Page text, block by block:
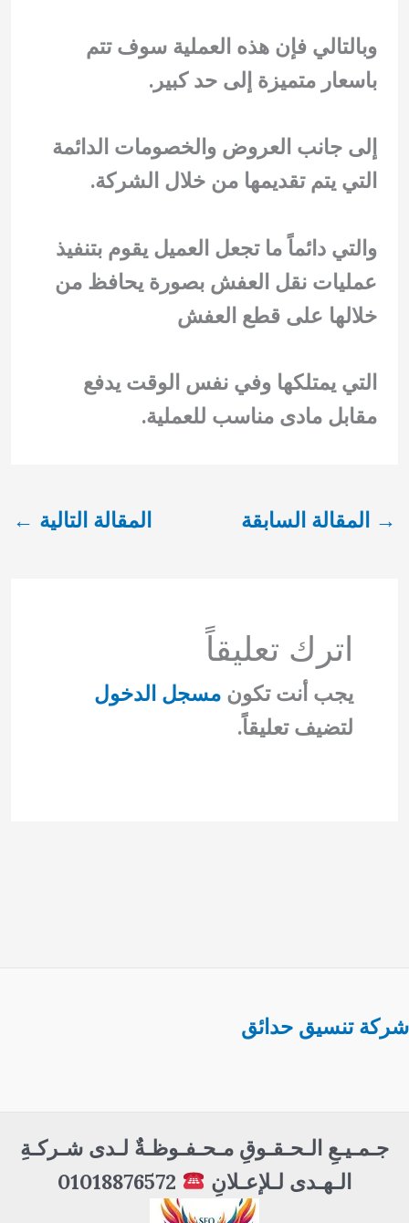
وبالتالي فإن هذه العملية سوف تتم
باسعار متميزة إلى حد كبير.
إلى جانب العروض والخصومات الدائمة
التي يتم تقديمها من خلال الشركة.
والتي دائماً ما تجعل العميل يقوم بتنفيذ
عمليات نقل العفش بصورة يحافظ من
خلالها على قطع العفش
التي يمتلكها وفي نفس الوقت يدفع
مقابل مادى مناسب للعملية.
→ المقالة السابقة المقالة التالية ←
اترك تعليقاً
يجب أنت تكونمسجل الدخول
لتضيف تعليقاً.
شركة تنسيق حدائق
جـمـيـعِ الـحـقـوقِ مـحـفـوظـةٌ لـدى شـركـةِ
الـهـدى لـلإعـلانِ